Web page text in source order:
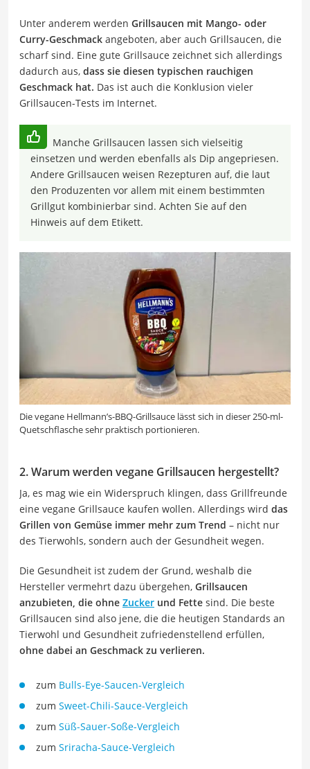
Unter anderem werden Grillsaucen mit Mango- oder
Curry-Geschmack angeboten, aber auch Grillsaucen, die
scharf sind. Eine gute Grillsauce zeichnet sich allerdings
dadurch aus, dass sie diesen typischen rauchigen
Geschmack hat. Das ist auch die Konklusion vieler
Grillsaucen-Tests im Internet.
Manche Grillsaucen lassen sich vielseitig
einsetzen und werden ebenfalls als Dip angepriesen.
Andere Grillsaucen weisen Rezepturen auf, die laut
den Produzenten vor allem mit einem bestimmten
Grillgut kombinierbar sind. Achten Sie auf den
Hinweis auf dem Etikett.
Die vegane Hellmann’s-BBQ-Grillsauce lässt sich in dieser 250-ml-
Quetschflasche sehr praktisch portionieren.
2. Warum werden vegane Grillsaucen hergestellt?
Ja, es mag wie ein Widerspruch klingen, dass Grillfreunde
eine vegane Grillsauce kaufen wollen. Allerdings wird das
Grillen von Gemüse immer mehr zum Trend – nicht nur
des Tierwohls, sondern auch der Gesundheit wegen.
Die Gesundheit ist zudem der Grund, weshalb die
Hersteller vermehrt dazu übergehen, Grillsaucen
anzubieten, die ohne Zucker und Fette sind. Die beste
Grillsaucen sind also jene, die die heutigen Standards an
Tierwohl und Gesundheit zufriedenstellend erfüllen,
ohne dabei an Geschmack zu verlieren.
zum Bulls-Eye-Saucen-Vergleich
zum Sweet-Chili-Sauce-Vergleich
zum Süß-Sauer-Soße-Vergleich
zum Sriracha-Sauce-Vergleich